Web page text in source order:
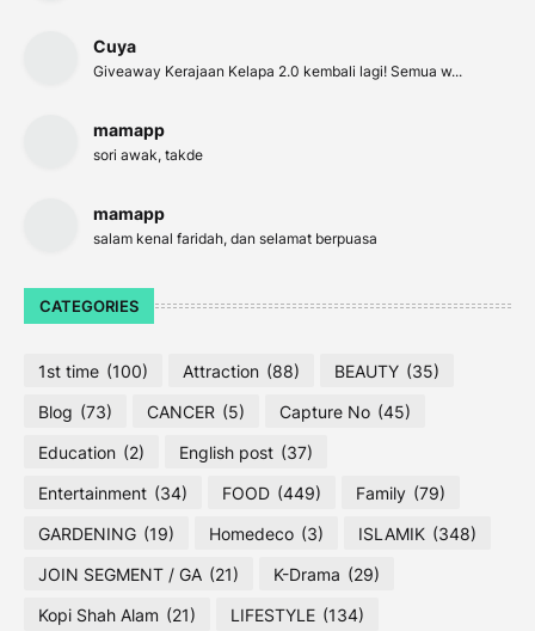
Cuya
Giveaway Kerajaan Kelapa 2.0 kembali lagi! Semua w...
mamapp
sori awak, takde
mamapp
salam kenal faridah, dan selamat berpuasa
CATEGORIES
1st time (100) Attraction (88) BEAUTY (35)
Blog (73) CANCER (5) Capture No (45)
Education (2) English post (37)
Entertainment (34) FOOD (449) Family (79)
GARDENING (19) Homedeco (3) ISLAMIK (348)
JOIN SEGMENT / GA (21) K-Drama (29)
Kopi Shah Alam (21) LIFESTYLE (134)